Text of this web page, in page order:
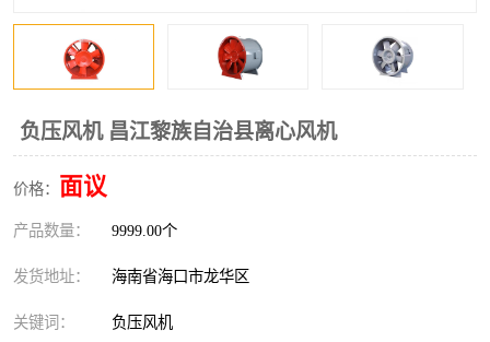
负压风机 昌江黎族自治县离心风机
价格： 面议
产品数量： 9999.00个
发货地址： 海南省海口市龙华区
关键词： 负压风机
不锈钢烟罩
排烟风机 百叶风口
油烟净化器